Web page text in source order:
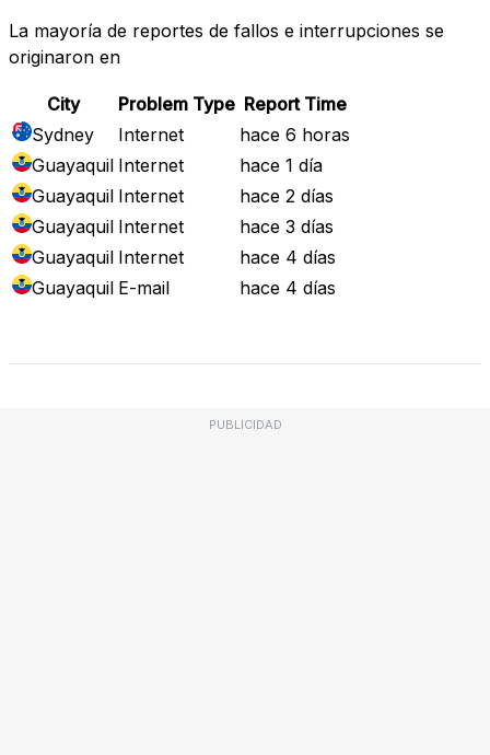
La mayoría de reportes de fallos e interrupciones se
originaron en
City Problem Type Report Time
Sydney
Internet
hace 6 horas
Guayaquil Internet
hace 1 día
Guayaquil Internet
hace 2 días
Guayaquil Internet
hace 3 días
Guayaquil Internet
hace 4 días
Guayaquil E-mail
hace 4 días
PUBLICIDAD